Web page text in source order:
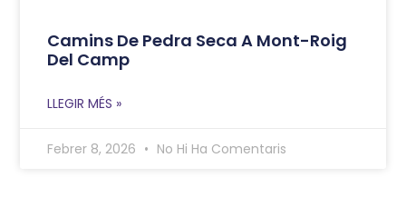
Camins De Pedra Seca A Mont-Roig
Del Camp
LLEGIR MÉS »
Febrer 8, 2026 No Hi Ha Comentaris